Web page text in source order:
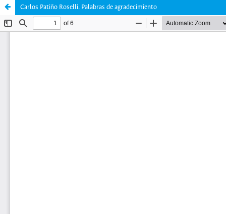
Carlos Patiño Roselli. Palabras de agradecimiento